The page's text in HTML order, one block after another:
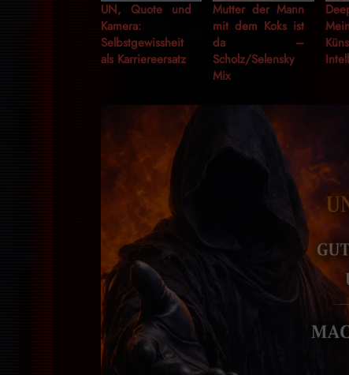
UN, Quote und
Kamera:
Selbstgewissheit
als Karriereersatz
Mutter der Mann
mit dem Koks ist
da –
Scholz/Selensky
Mix